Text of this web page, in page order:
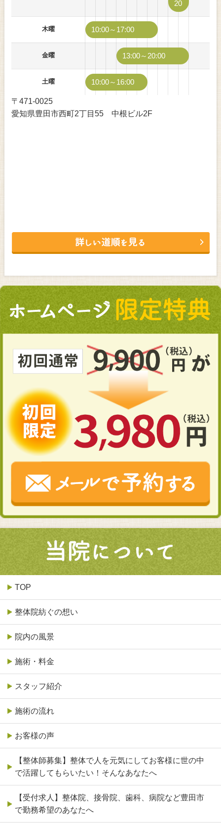
20
木曜 10:00～17:00
金曜 13:00～20:00
土曜 10:00～16:00
〒471-0025
愛知県豊田市西町2丁目55 中根ビル2F
TOP
整体院紡ぐの想い
院内の風景
施術・料金
スタッフ紹介
施術の流れ
お客様の声
【整体師募集】整体で人を元気にしてお客様に世の中
で活躍してもらいたい！そんなあなたへ
【受付求人】整体院、接骨院、歯科、病院など豊田市
で勤務希望のあなたへ